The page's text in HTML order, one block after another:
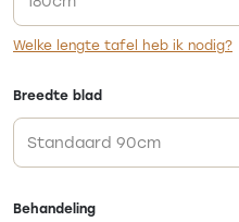
Welke lengte tafel heb ik nodig?
Breedte blad
Behandeling